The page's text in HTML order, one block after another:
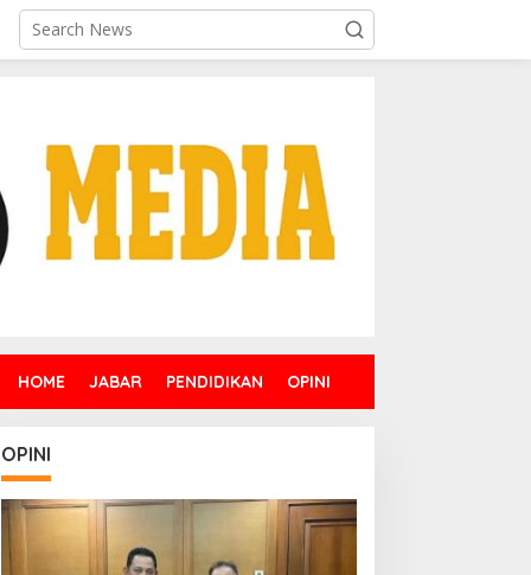
HOME JABAR PENDIDIKAN OPINI
OPINI